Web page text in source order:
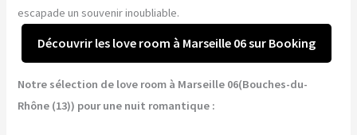
escapade un souvenir inoubliable.
Découvrir les love room à Marseille 06 sur Booking
Notre sélection de love room à Marseille 06(Bouches-du-
Rhône (13)) pour une nuit romantique :